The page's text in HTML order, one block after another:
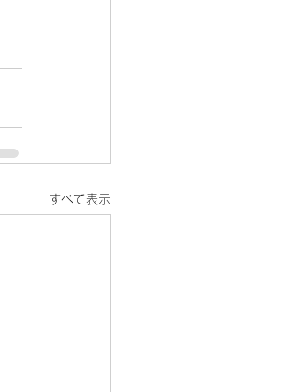
すべて表示